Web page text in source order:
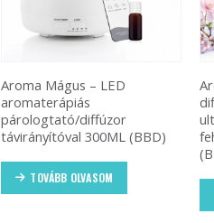
Aroma Mágus – LED
aromaterápiás
párologtató/diffúzor
távirányítóval 300ML (BBD)
TOVÁBB OLVASOM